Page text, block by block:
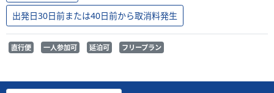
出発日30日前または40日前から取消料発生
直行便 一人参加可 延泊可 フリープラン